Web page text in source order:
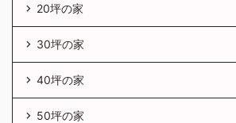
20坪の家
30坪の家
40坪の家
50坪の家